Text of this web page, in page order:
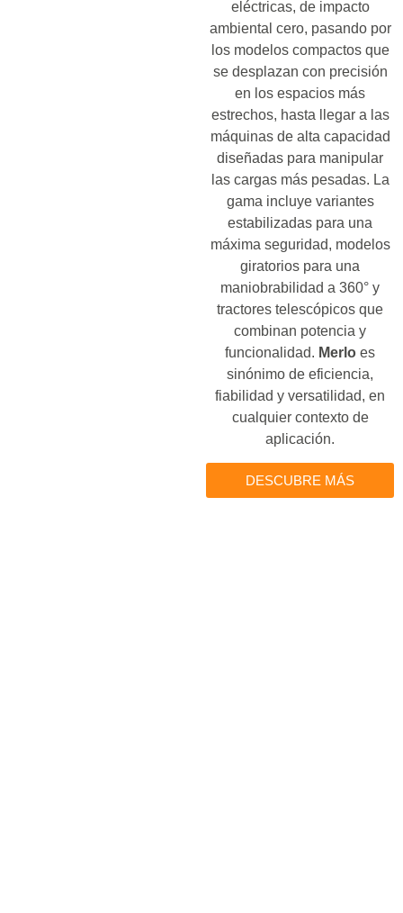
eléctricas, de impacto
ambiental cero, pasando por
los modelos compactos que
se desplazan con precisión
en los espacios más
estrechos, hasta llegar a las
máquinas de alta capacidad
diseñadas para manipular
las cargas más pesadas. La
gama incluye variantes
estabilizadas para una
máxima seguridad, modelos
giratorios para una
maniobrabilidad a 360° y
tractores telescópicos que
combinan potencia y
funcionalidad. Merlo es
sinónimo de eficiencia,
fiabilidad y versatilidad, en
cualquier contexto de
aplicación.
DESCUBRE MÁS